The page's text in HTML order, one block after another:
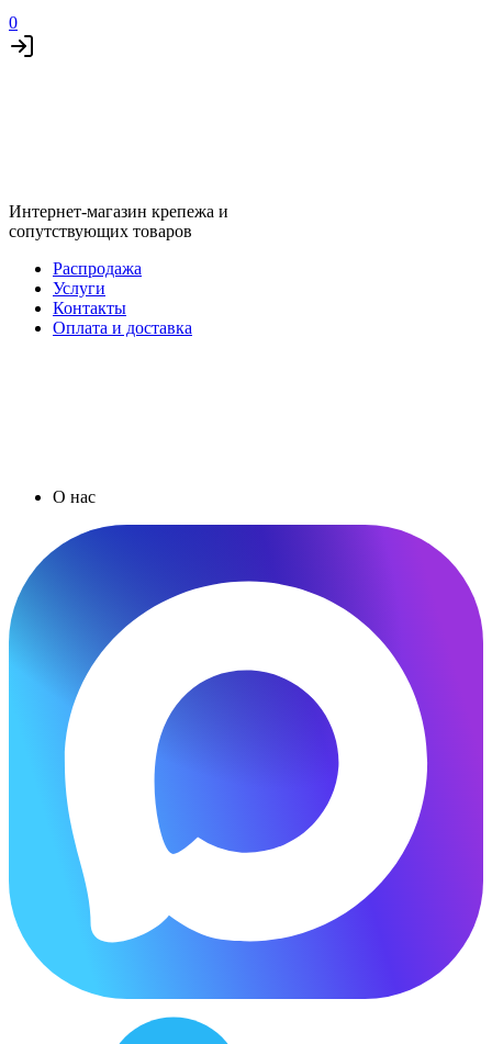
0
Интернет-магазин крепежа и
сопутствующих товаров
Распродажа
Услуги
Контакты
Оплата и доставка
О нас